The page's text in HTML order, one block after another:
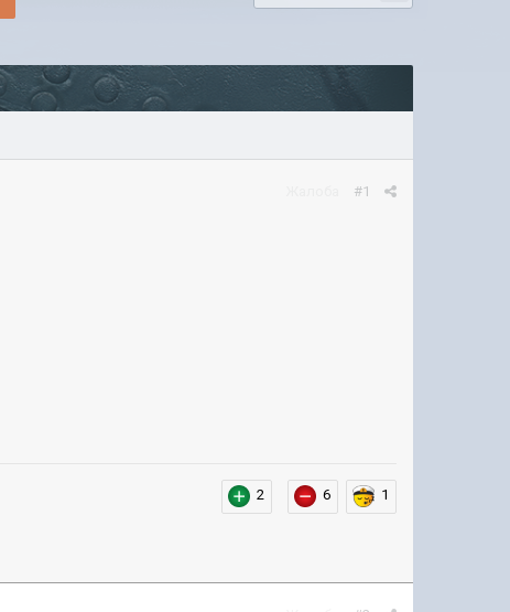
#1
2 6 1